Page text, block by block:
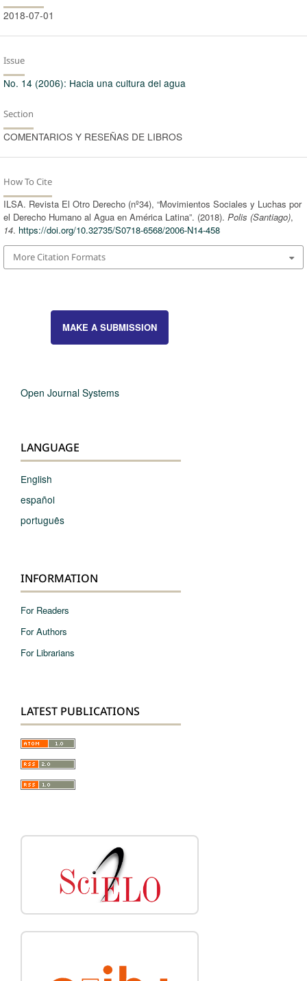
2018-07-01
Issue
No. 14 (2006): Hacia una cultura del agua
Section
COMENTARIOS Y RESEÑAS DE LIBROS
How To Cite
ILSA. Revista El Otro Derecho (nº34), “Movimientos Sociales y Luchas por
el Derecho Humano al Agua en América Latina”. (2018). Polis (Santiago),
14. https://doi.org/10.32735/S0718-6568/2006-N14-458
More Citation Formats
MAKE A SUBMISSION
Open Journal Systems
LANGUAGE
English
español
português
INFORMATION
For Readers
For Authors
For Librarians
LATEST PUBLICATIONS